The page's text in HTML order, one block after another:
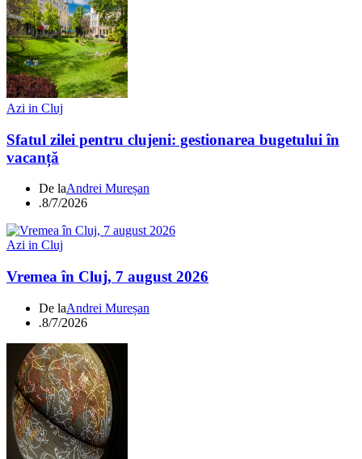
Azi in Cluj
Sfatul zilei pentru clujeni: gestionarea bugetului în
vacanță
De laAndrei Mureșan
.8/7/2026
Azi in Cluj
Vremea în Cluj, 7 august 2026
De laAndrei Mureșan
.8/7/2026